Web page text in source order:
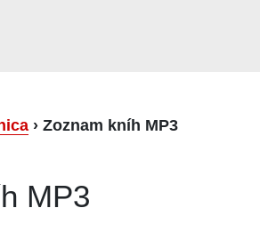
› Zoznam kníh MP3
MP3